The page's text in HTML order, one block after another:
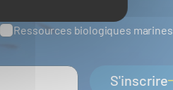
Ressources biologiques marines
S'inscrire